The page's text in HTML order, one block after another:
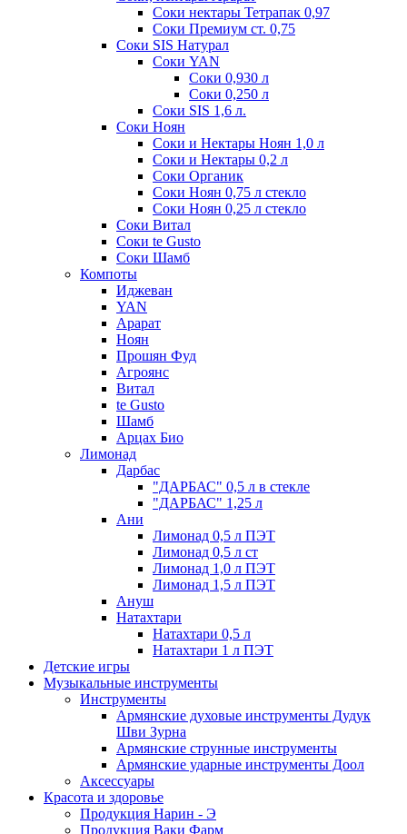
Соки нектары Тетрапак 0,97
Соки Премиум ст. 0,75
Соки SIS Натурал
Соки YAN
Соки 0,930 л
Соки 0,250 л
Соки SIS 1,6 л.
Соки Ноян
Соки и Нектары Ноян 1,0 л
Соки и Нектары 0,2 л
Соки Органик
Соки Ноян 0,75 л стекло
Соки Ноян 0,25 л стекло
Соки Витал
Соки te Gusto
Соки Шамб
Компоты
Иджеван
YAN
Арарат
Ноян
Прошян Фуд
Агроянс
Витал
te Gusto
Шамб
Арцах Био
Лимонад
Дарбас
"ДАРБАС" 0,5 л в стекле
"ДАРБАС" 1,25 л
Ани
Лимонад 0,5 л ПЭТ
Лимонад 0,5 л ст
Лимонад 1,0 л ПЭТ
Лимонад 1,5 л ПЭТ
Ануш
Натахтари
Натахтари 0,5 л
Натахтари 1 л ПЭТ
Детские игры
Музыкальные инструменты
Инструменты
Армянские духовые инструменты Дудук
Шви Зурна
Армянские струнные инструменты
Армянские ударные инструменты Доол
Аксессуары
Красота и здоровье
Продукция Нарин - Э
Продукция Ваки Фарм